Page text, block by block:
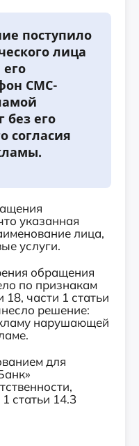
поступило
лица
СМС-
без его
согласия
указанная
лица,
услуги.
обращения
по признакам
18, части 1 статьи
решение:
нарушающей
для
статьи 14.3